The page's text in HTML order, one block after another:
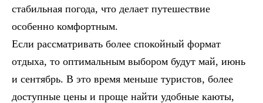
стабильная погода, что делает путешествие
особенно комфортным.
Если рассматривать более спокойный формат
отдыха, то оптимальным выбором будут май, июнь
и сентябрь. В это время меньше туристов, более
доступные цены и проще найти удобные каюты,